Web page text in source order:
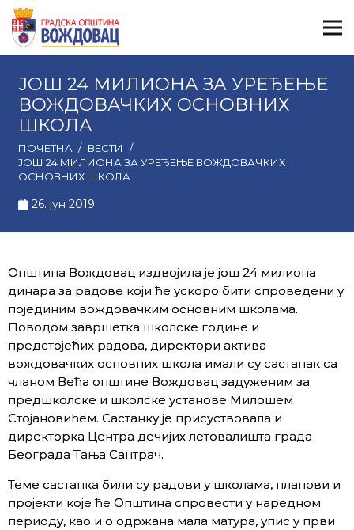
ЈОШ 24 МИЛИОНА ЗА УРЕЂЕЊЕ
ВОЖДОВАЧКИХ ОСНОВНИХ
ШКОЛА
ПОЧЕТНА / ВЕСТИ
/
ЈОШ 24 МИЛИОНА ЗА УРЕЂЕЊЕ ВОЖДОВАЧКИХ
ОСНОВНИХ ШКОЛА
26. јун 2019.
Општина Вождовац издвојила је још 24 милионa
динара за радове који ће ускоро бити спроведени у
појединим вождовачким основним школама.
Поводом завршетка школске године и
предстојећих радова, директори актива
вождовачких основних школа имали су састанак са
чланом Већа општине Вождовац задуженим за
предшколске и школске установе Милошем
Стојановићем. Састанку је присуствовала и
директорка Центра дечијих летовалишта града
Београда Тања Сантрач.
Теме састанка били су радови у школама, планови и
пројекти које ће Општина спровести у наредном
периоду, као и о одржана мала матура, упис у први